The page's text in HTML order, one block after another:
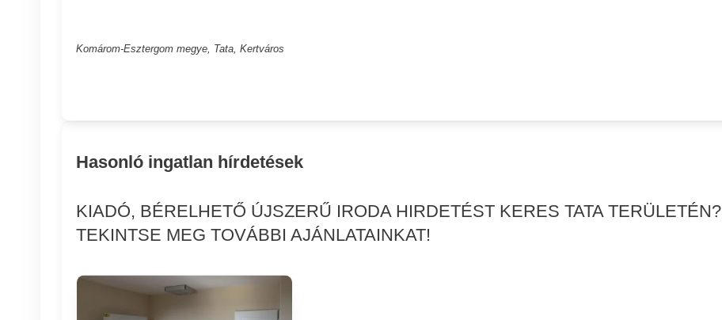
Komárom-Esztergom megye, Tata, Kertváros
Hasonló ingatlan hírdetések
KIADÓ, BÉRELHETŐ ÚJSZERŰ IRODA HIRDETÉST KERES TATA TERÜLETÉN?
TEKINTSE MEG TOVÁBBI AJÁNLATAINKAT!